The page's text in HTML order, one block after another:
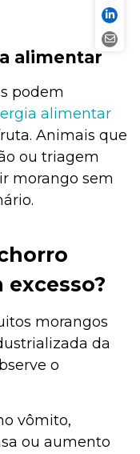
alimentar
podem
alimentar
Animais que
ou triagem
morango sem
morangos
da
o
vômito,
ou aumento